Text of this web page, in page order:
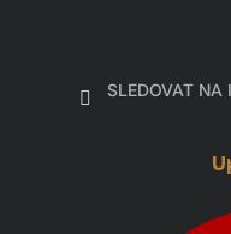
SLEDOVAT NA